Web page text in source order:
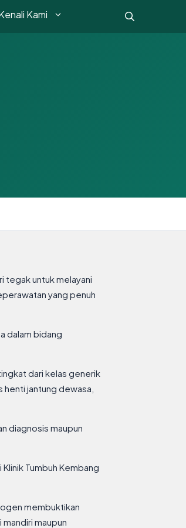
Kami
tegak untuk melayani
yang penuh
dalam bidang
dari kelas generik
henti jantung dewasa,
diagnosis maupun
Tumbuh Kembang
membuktikan
maupun